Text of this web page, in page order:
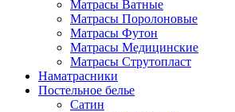
Матрасы Ватные
Матрасы Поролоновые
Матрасы Футон
Матрасы Медицинские
Матрасы Струтопласт
Наматрасники
Постельное белье
Сатин